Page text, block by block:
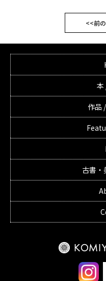
<<前
本
作品
古書・